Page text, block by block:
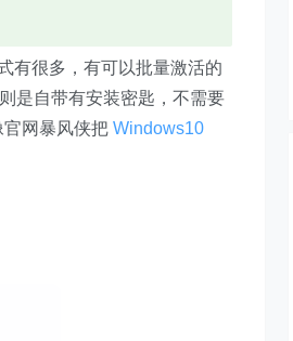
有很多，有可以批量激活的
是自带有安装密匙，不需要
官网暴风侠把 Windows10